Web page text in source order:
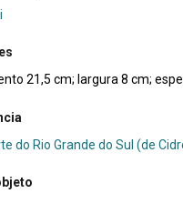
21,5 cm; largura 8 cm;
do Rio Grande do Sul (de